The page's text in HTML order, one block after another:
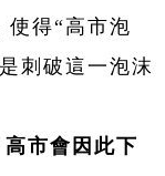
使得“高市泡
刺破這一泡沫
市會因此下